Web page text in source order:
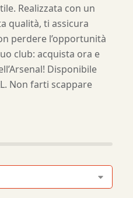
Realizzata con un
qualità, ti assicura
perdere l’opportunità
club: acquista ora e
Disponibile
Non farti scappare